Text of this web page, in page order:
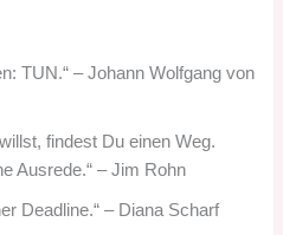
TUN.“ – Johann Wolfgang von
findest Du einen Weg.
Ausrede.“ – Jim Rohn
Deadline.“ – Diana Scharf